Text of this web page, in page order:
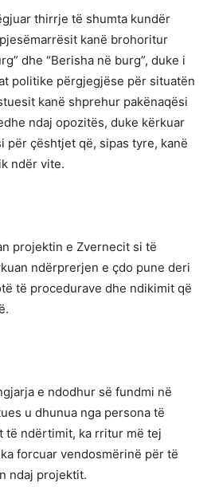
thirrje të shumta kundër
kanë brohoritur
dhe “Berisha në burg”, duke i
politike përgjegjëse për situatën
kanë shprehur pakënaqësi
ndaj opozitës, duke kërkuar
për çështjet që, sipas tyre, kanë
ndër vite.
projektin e Zvernecit si të
ndërprerjen e çdo pune deri
të procedurave dhe ndikimit që
e ndodhur së fundmi në
u dhunua nga persona të
të ndërtimit, ka rritur më tej
forcuar vendosmërinë për të
ndaj projektit.